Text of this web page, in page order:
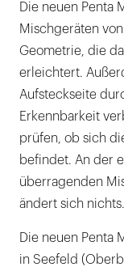
Die neuen Penta
Mischgeräten
Geometrie, die
erleichtert.
Aufsteckseite
Erkennbarkeit
prüfen, ob sich
befindet. An der
überragenden
ändert sich nichts.
Die neuen Penta
in Seefeld